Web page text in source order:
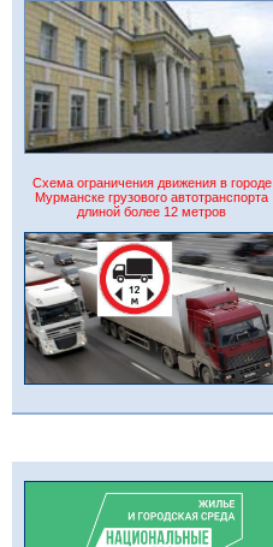
Схема ограничения движения в городе
Мурманске грузового автотранспорта
длиной более 12 метров